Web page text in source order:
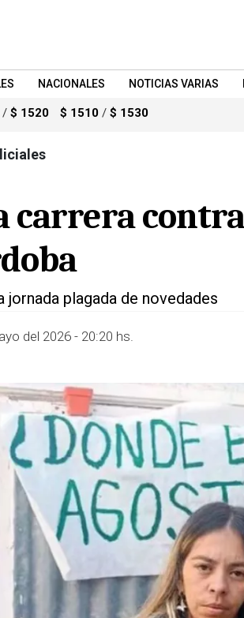
NACIONALES NOTICIAS VARIAS
/ $ 1520 $ 1510 / $ 1530
carrera
jornada plagada de novedades
del 2026 - 20:20 hs.